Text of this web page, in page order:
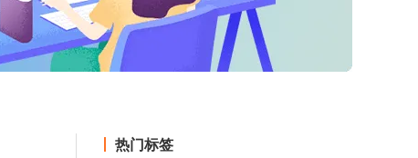
热门标签